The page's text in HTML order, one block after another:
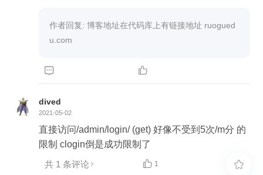
作者回复: 博客地址在代码库上有链接地址 ruogued
u.com
 
dived
2021-05-02
直接访问/admin/login/ (get) 好像不受到5次/m分 的
限制 clogin倒是成功限制了
共 1 条评论
 1 